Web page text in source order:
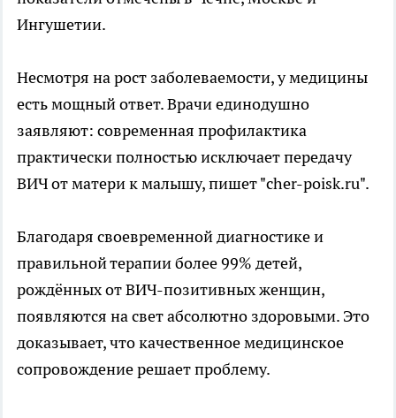
Ингушетии.
Несмотря на рост заболеваемости, у медицины
есть мощный ответ. Врачи единодушно
заявляют: современная профилактика
практически полностью исключает передачу
ВИЧ от матери к малышу, пишет "cher-poisk.ru".
Благодаря своевременной диагностике и
правильной терапии более 99% детей,
рождённых от ВИЧ-позитивных женщин,
появляются на свет абсолютно здоровыми. Это
доказывает, что качественное медицинское
сопровождение решает проблему.